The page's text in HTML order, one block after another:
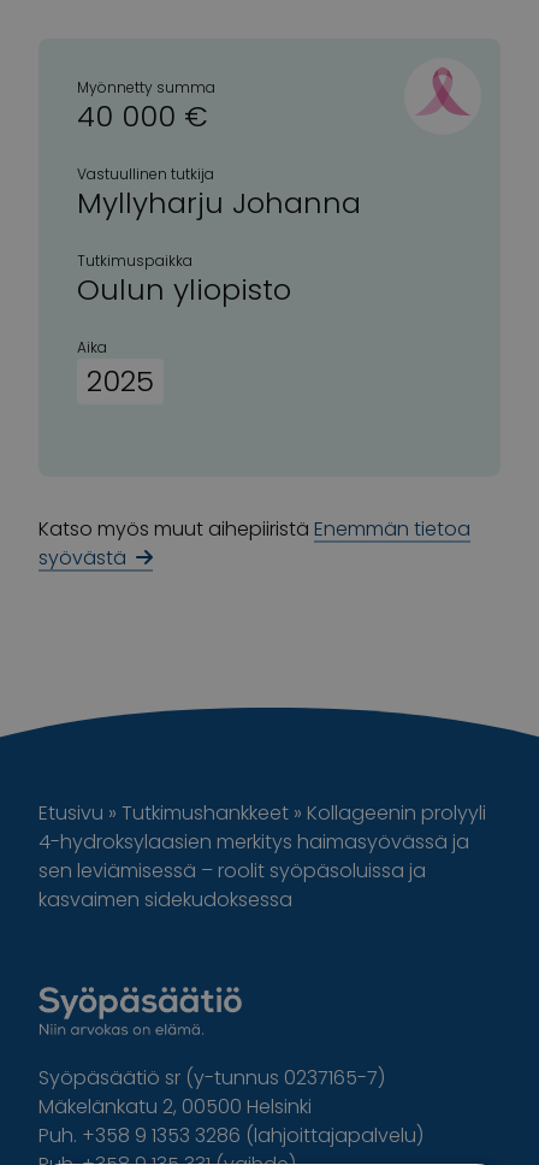
Myönnetty summa
40 000 €
Vastuullinen tutkija
Myllyharju Johanna
Tutkimuspaikka
Oulun yliopisto
Aika
2025
Katso myös muut aihepiiristä Enemmän tietoa
syövästä
Etusivu » Tutkimushankkeet » Kollageenin prolyyli
4-hydroksylaasien merkitys haimasyövässä ja
sen leviämisessä – roolit syöpäsoluissa ja
kasvaimen sidekudoksessa
Syöpäsäätiö sr (y-tunnus 0237165-7)
Mäkelänkatu 2, 00500 Helsinki
Puh. +358 9 1353 3286 (lahjoittajapalvelu)